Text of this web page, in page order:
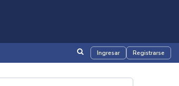
Ingresar Registrarse